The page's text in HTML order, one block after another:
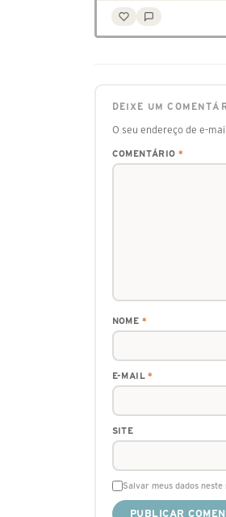
DEIXE UM
O seu endereço de e-
COMENTÁRIO *
NOME *
E-MAIL*
SITE
Salvar meus dados